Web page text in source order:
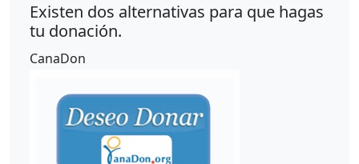
Existen dos alternativas para que hagas
tu donación.
CanaDon